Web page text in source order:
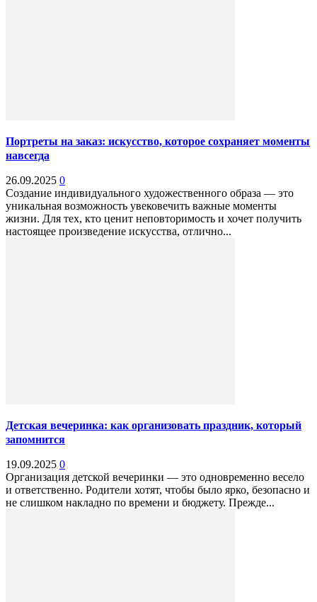
Портреты на заказ: искусство, которое сохраняет моменты
навсегда
26.09.2025 0
Создание индивидуального художественного образа — это
уникальная возможность увековечить важные моменты
жизни. Для тех, кто ценит неповторимость и хочет получить
настоящее произведение искусства, отлично...
Детская вечеринка: как организовать праздник, который
запомнится
19.09.2025 0
Организация детской вечеринки — это одновременно весело
и ответственно. Родители хотят, чтобы было ярко, безопасно и
не слишком накладно по времени и бюджету. Прежде...